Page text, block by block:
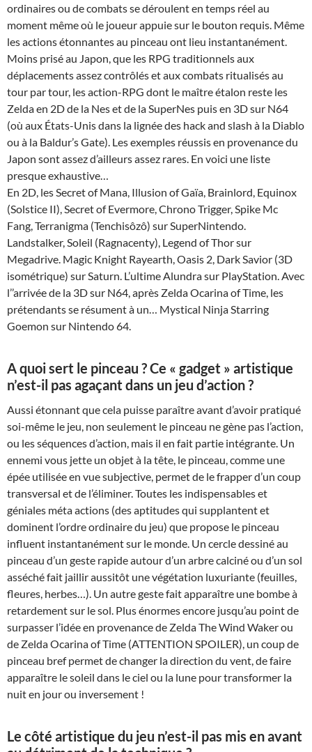
ordinaires ou de combats se déroulent en temps réel au
moment même où le joueur appuie sur le bouton requis. Même
les actions étonnantes au pinceau ont lieu instantanément.
Moins prisé au Japon, que les RPG traditionnels aux
déplacements assez contrôlés et aux combats ritualisés au
tour par tour, les action-RPG dont le maître étalon reste les
Zelda en 2D de la Nes et de la SuperNes puis en 3D sur N64
(où aux États-Unis dans la lignée des hack and slash à la Diablo
ou à la Baldur’s Gate). Les exemples réussis en provenance du
Japon sont assez d’ailleurs assez rares. En voici une liste
presque exhaustive…
En 2D, les Secret of Mana, Illusion of Gaïa, Brainlord, Equinox
(Solstice II), Secret of Evermore, Chrono Trigger, Spike Mc
Fang, Terranigma (Tenchisôzô) sur SuperNintendo.
Landstalker, Soleil (Ragnacenty), Legend of Thor sur
Megadrive. Magic Knight Rayearth, Oasis 2, Dark Savior (3D
isométrique) sur Saturn. L’ultime Alundra sur PlayStation. Avec
l’’arrivée de la 3D sur N64, après Zelda Ocarina of Time, les
prétendants se résument à un… Mystical Ninja Starring
Goemon sur Nintendo 64.
A quoi sert le pinceau ? Ce « gadget » artistique
n’est-il pas agaçant dans un jeu d’action ?
Aussi étonnant que cela puisse paraître avant d’avoir pratiqué
soi-même le jeu, non seulement le pinceau ne gène pas l’action,
ou les séquences d’action, mais il en fait partie intégrante. Un
ennemi vous jette un objet à la tête, le pinceau, comme une
épée utilisée en vue subjective, permet de le frapper d’un coup
transversal et de l’éliminer. Toutes les indispensables et
géniales méta actions (des aptitudes qui supplantent et
dominent l’ordre ordinaire du jeu) que propose le pinceau
influent instantanément sur le monde. Un cercle dessiné au
pinceau d’un geste rapide autour d’un arbre calciné ou d’un sol
asséché fait jaillir aussitôt une végétation luxuriante (feuilles,
fleures, herbes…). Un autre geste fait apparaître une bombe à
retardement sur le sol. Plus énormes encore jusqu’au point de
surpasser l’idée en provenance de Zelda The Wind Waker ou
de Zelda Ocarina of Time (ATTENTION SPOILER), un coup de
pinceau bref permet de changer la direction du vent, de faire
apparaître le soleil dans le ciel ou la lune pour transformer la
nuit en jour ou inversement !
Le côté artistique du jeu n’est-il pas mis en avant